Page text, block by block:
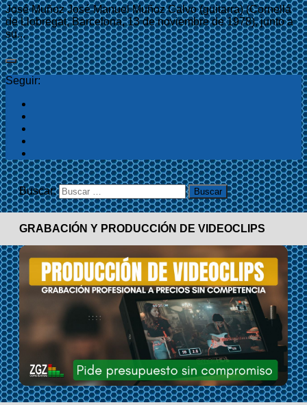
José Muñoz José Manuel Muñoz Calvo (guitarra) (Cornellá
de Llobregat, Barcelona, 13 de noviembre de 1978), junto a
su...
Seguir:
Buscar:
GRABACIÓN Y PRODUCCIÓN DE VIDEOCLIPS